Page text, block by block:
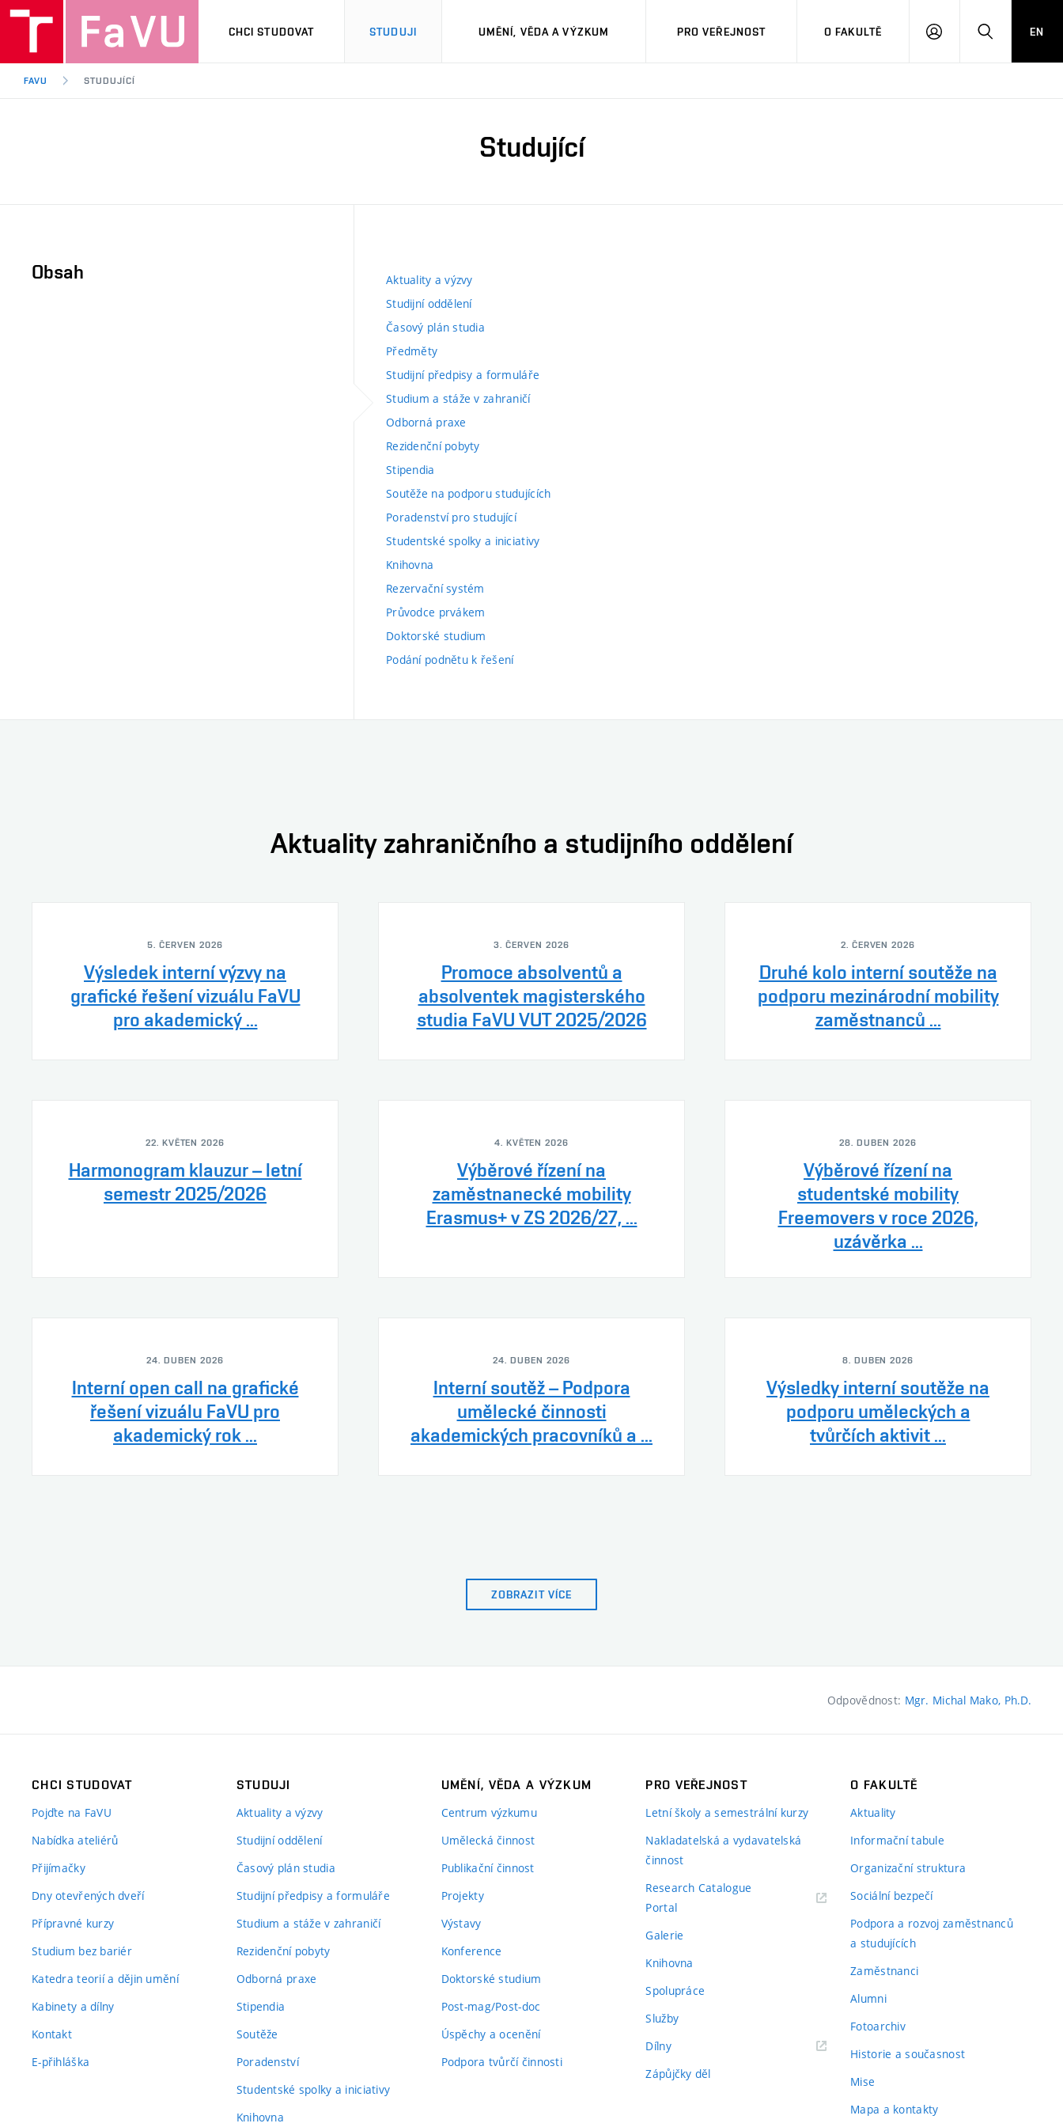
CHCI STUDOVAT STUDUJI UMĚNÍ, VĚDA A VÝZKUM PRO VEŘEJNOST O FAKULTĚ
PŘIHLÁSITHLEDAT
EN
FAVU STUDUJÍCÍ
Studující
Obsah
Aktuality a výzvy
Studijní oddělení
Časový plán studia
Předměty
Studijní předpisy a formuláře
Studium a stáže v zahraničí
Odborná praxe
Rezidenční pobyty
Stipendia
Soutěže na podporu studujících
Poradenství pro studující
Studentské spolky a iniciativy
Knihovna
Rezervační systém
Průvodce prvákem
Doktorské studium
Podání podnětu k řešení
Aktuality zahraničního a studijního oddělení
5. ČERVEN 2026
Výsledek interní výzvy na
grafické řešení vizuálu FaVU
pro akademický ...
3. ČERVEN 2026
Promoce absolventů a
absolventek magisterského
studia FaVU VUT 2025/2026
2. ČERVEN 2026
Druhé kolo interní soutěže na
podporu mezinárodní mobility
zaměstnanců ...
22. KVĚTEN 2026
Harmonogram klauzur – letní
semestr 2025/2026
4. KVĚTEN 2026
Výběrové řízení na
zaměstnanecké mobility
Erasmus+ v ZS 2026/27, ...
28. DUBEN 2026
Výběrové řízení na
studentské mobility
Freemovers v roce 2026,
uzávěrka ...
24. DUBEN 2026
Interní open call na grafické
řešení vizuálu FaVU pro
akademický rok ...
24. DUBEN 2026
Interní soutěž – Podpora
umělecké činnosti
akademických pracovníků a ...
8. DUBEN 2026
Výsledky interní soutěže na
podporu uměleckých a
tvůrčích aktivit ...
ZOBRAZIT VÍCE
Odpovědnost: Mgr. Michal Mako, Ph.D.
CHCI STUDOVAT
Pojďte na FaVU
Nabídka ateliérů
Přijímačky
Dny otevřených dveří
Přípravné kurzy
Studium bez bariér
Katedra teorií a dějin umění
Kabinety a dílny
Kontakt
E-přihláška
STUDUJI
Aktuality a výzvy
Studijní oddělení
Časový plán studia
Studijní předpisy a formuláře
Studium a stáže v zahraničí
Rezidenční pobyty
Odborná praxe
Stipendia
Soutěže
Poradenství
Studentské spolky a iniciativy
Knihovna
UMĚNÍ, VĚDA A VÝZKUM
Centrum výzkumu
Umělecká činnost
Publikační činnost
Projekty
Výstavy
Konference
Doktorské studium
Post-mag/Post-doc
Úspěchy a ocenění
Podpora tvůrčí činnosti
PRO VEŘEJNOST
Letní školy a semestrální kurzy
Nakladatelská a vydavatelská
činnost
Research Catalogue
Portal
Galerie
Knihovna
Spolupráce
Služby
Dílny
Zápůjčky děl
O FAKULTĚ
Aktuality
Informační tabule
Organizační struktura
Sociální bezpečí
Podpora a rozvoj zaměstnanců
a studujících
Zaměstnanci
Alumni
Fotoarchiv
Historie a současnost
Mise
Mapa a kontakty